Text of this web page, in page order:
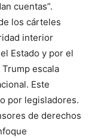
cuentas”.
los cárteles
interior
Estado y por el
escala
Este
por legisladores.
de derechos